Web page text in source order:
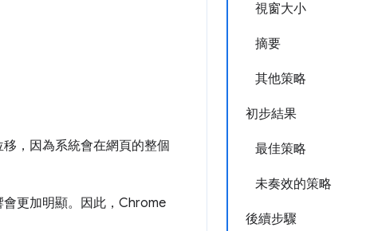
視窗大小
摘要
其他策略
初步結果
最佳策略
未奏效的策略
後續步驟
，因為系統會在網頁的整個
更加明顯。因此，Chrome